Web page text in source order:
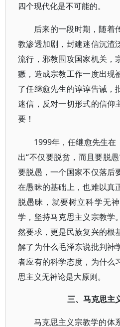
四个现代化是不可能的。
后来的一段时期，随着
教渗透加剧，封建迷信沉渣
流行，邪教围攻国家机关，
獗，造成宗教工作一度出现
了任继愈先生的谆谆告诫，
迷信，反对一切形式的信仰
要！
1999年，任继愈先生在
出“不仅要脱贫，而且要脱
要脱愚，一个国家不仅落后
在愚昧的基础上，也难以真
脱愚昧，就要树立科学无
学，坚持马克思主义宗教学
然要求，更是民族复兴的根
解了为什么毛泽东说批判神
者应有的科学态度，为什么
思主义无神论是大原则。
三、马克思主
马克思主义宗教学的体